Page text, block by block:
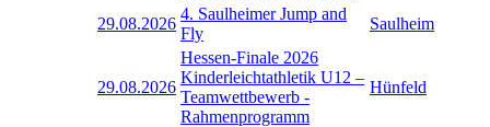
29.08.2026
4. Saulheimer Jump and
Fly
Saulheim
29.08.2026
Hessen-Finale 2026
Kinderleichtathletik U12 –
Teamwettbewerb -
Rahmenprogramm
Hünfeld